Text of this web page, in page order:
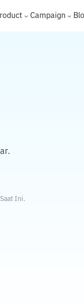
Campaign
Ini.